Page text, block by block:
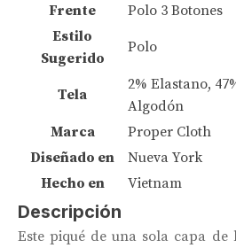
Frente
Polo 3 Botones
Estilo
Sugerido
Polo
Tela
2% Elastano,
Algodón
Marca
Proper Cloth
Diseñado en
Nueva York
Hecho en
Vietnam
Descripción
Este piqué de una sola capa de